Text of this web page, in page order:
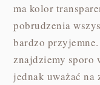
ma kolor
pobrudzenia
bardzo
znajdziemy sporo
jednak uważać